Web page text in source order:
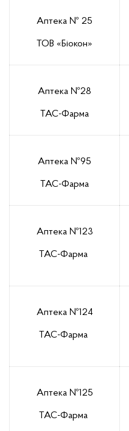
Аптека № 25
ТОВ «Біокон»
Аптека №28
ТАС-Фарма
Аптека №95
ТАС-Фарма
Аптека №123
ТАС-Фарма
Аптека №124
ТАС-Фарма
Аптека №125
ТАС-Фарма